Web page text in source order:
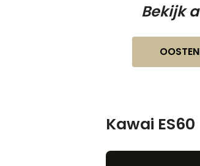
Bekijk
Kawai ES60